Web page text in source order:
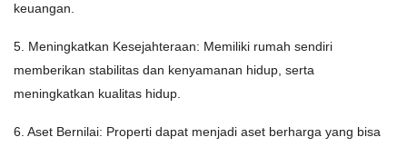
keuangan.
5. Meningkatkan Kesejahteraan: Memiliki rumah sendiri
memberikan stabilitas dan kenyamanan hidup, serta
meningkatkan kualitas hidup.
6. Aset Bernilai: Properti dapat menjadi aset berharga yang bisa